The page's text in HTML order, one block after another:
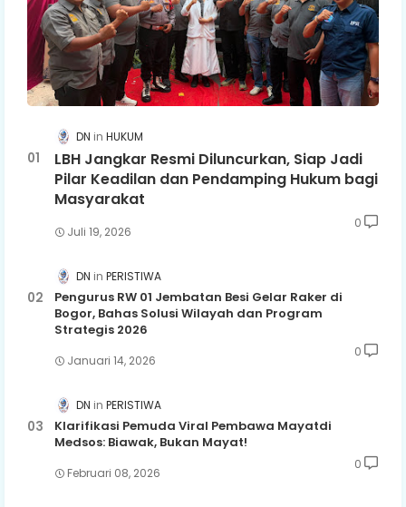
DN HUKUM
LBH Jangkar Resmi Diluncurkan, Siap Jadi
Pilar Keadilan dan Pendamping Hukum bagi
Masyarakat
Juli 19, 2026
0
DN PERISTIWA
Pengurus RW 01 Jembatan Besi Gelar Raker di
Bogor, Bahas Solusi Wilayah dan Program
Strategis 2026
Januari 14, 2026
0
DN PERISTIWA
Klarifikasi Pemuda Viral Pembawa Mayatdi
Medsos: Biawak, Bukan Mayat!
Februari 08, 2026
0